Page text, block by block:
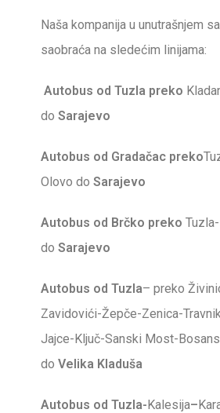
Naša kompanija u unutrašnjem
saobraća na sledećim linijama:
Autobus od Tuzla preko
doSarajevo
Autobus od Gradačac preko
Olovo doSarajevo
Autobus od Brčko preko
doSarajevo
Autobus od Tuzla– preko
Zavidovići-Žepče-Zenica-
Jajce-Ključ-Sanski Most-
doVelika Kladuša
Autobus od Tuzla-Kalesija–